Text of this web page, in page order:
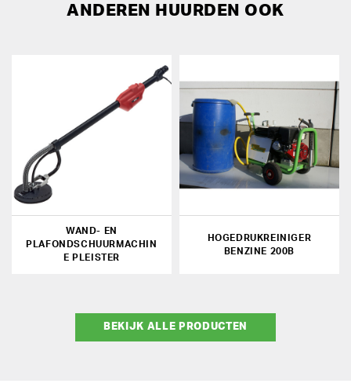
ANDEREN HUURDEN OOK
WAND- EN
PLAFONDSCHUURMACHIN
E PLEISTER
HOGEDRUKREINIGER
BENZINE 200B
BEKIJK ALLE PRODUCTEN